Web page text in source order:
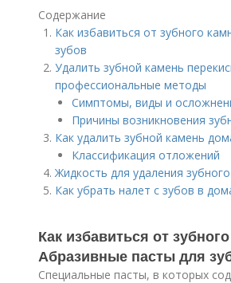
Содержание
Как избавиться от зубного
зубов
Удалить зубной камень
профессиональные методы
Симптомы, виды и
Причины возникновения
Как удалить зубной камень
Классификация отложений
Жидкость для удаления
Как убрать налет с зубов в
Как избавиться от
Абразивные пасты для
Специальные пасты, в которых